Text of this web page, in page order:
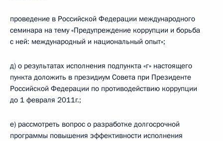
проведение в Российской Федерации международного
семинара на тему «Предупреждение коррупции и борьба
с ней: международный и национальный опыт»;
д) о результатах исполнения подпункта «г» настоящего
пункта доложить в президиум Совета при Президенте
Российской Федерации по противодействию коррупции
до 1 февраля 2011г.;
е) рассмотреть вопрос о разработке долгосрочной
программы повышения эффективности исполнения